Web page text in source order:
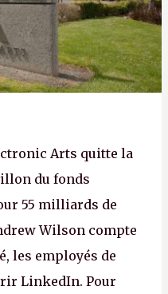
Arts quitte la
du fonds
55 milliards de
Wilson compte
les employés de
LinkedIn. Pour